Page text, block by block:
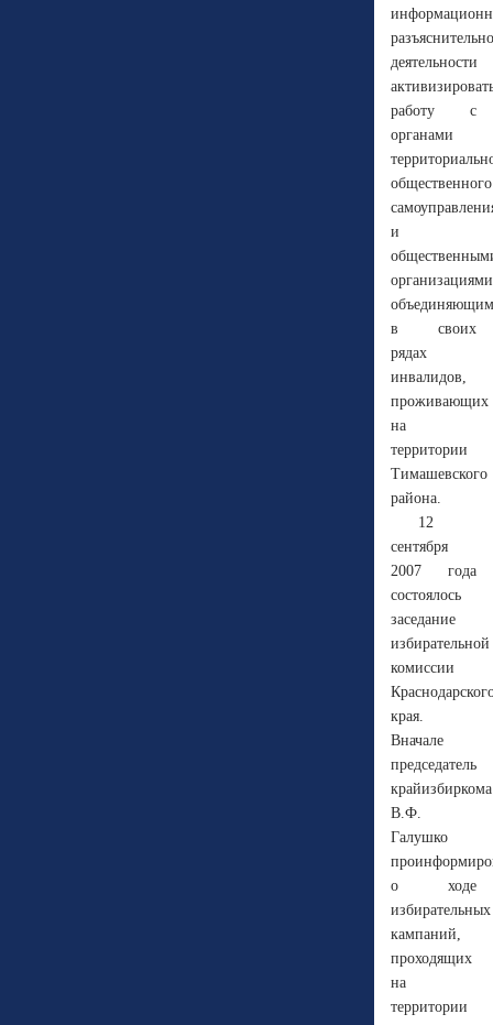
деятельности
работу с
органами
общественного
и
в своих
рядах
инвалидов,
проживающих
на
территории
Тимашевского
района.
12
сентября
2007 года
состоялось
заседание
избирательной
комиссии
края.
Вначале
председатель
крайизбиркома
В.Ф.
Галушко
о ходе
избирательных
кампаний,
проходящих
на
территории